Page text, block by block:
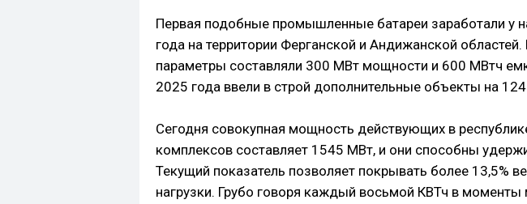
Первая подобные промышленные батареи заработали у
года на территории Ферганской и Андижанской
параметры составляли 300 МВт мощности и 600 МВтч
2025 года ввели в строй дополнительные объекты на
Сегодня совокупная мощность действующих в
комплексов составляет 1545 МВт, и они способны
Текущий показатель позволяет покрывать более 13,5%
нагрузки. Грубо говоря каждый восьмой КВТч в моменты